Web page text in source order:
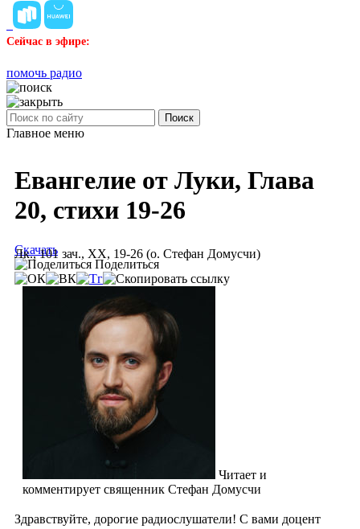
Сейчас в эфире:
помочь радио
Поиск
Главное меню
Евангелие от Луки, Глава
20, стихи 19-26
Лк., 101 зач., XX, 19-26 (о. Стефан Домусчи)
Скачать
Поделиться
Читает и
комментирует священник Стефан Домусчи
Здравствуйте, дорогие радиослушатели! С вами доцент